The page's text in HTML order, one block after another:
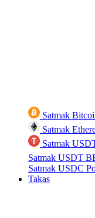
Satmak
Satmak
Satmak
Satmak USDT
Satmak USDC
Takas